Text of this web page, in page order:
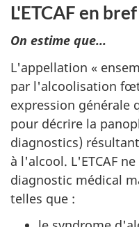
L'ETCAF en bref
On estime que...
L'appellation «
par l'alcoolisation
expression générale
pour décrire la
diagnostics)
à l'alcool. L'ETCAF
diagnostic médical
telles que :